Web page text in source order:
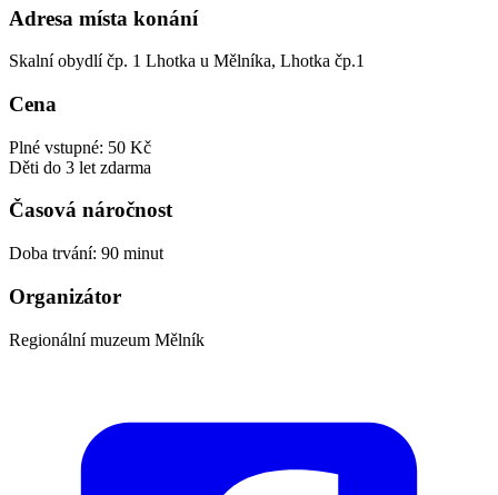
Adresa místa konání
Skalní obydlí čp. 1 Lhotka u Mělníka, Lhotka čp.1
Cena
Plné vstupné: 50 Kč
Děti do 3 let zdarma
Časová náročnost
Doba trvání: 90 minut
Organizátor
Regionální muzeum Mělník